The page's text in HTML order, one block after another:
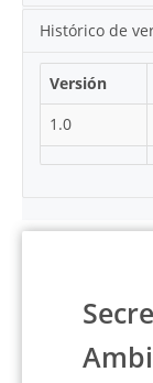
Histórico de
Versión
1.0